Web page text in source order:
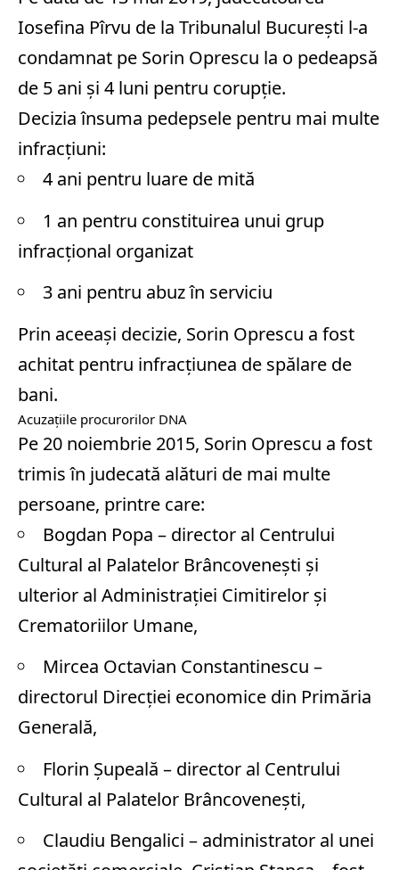
Iosefina Pîrvu de la Tribunalul București l-a
condamnat pe Sorin Oprescu la o pedeapsă
de 5 ani și 4 luni pentru corupție.
Decizia însuma pedepsele pentru mai multe
infracțiuni:
4 ani pentru luare de mită
1 an pentru constituirea unui grup
infracțional organizat
3 ani pentru abuz în serviciu
Prin aceeași decizie, Sorin Oprescu a fost
achitat pentru infracțiunea de spălare de
bani.
Acuzațiile procurorilor DNA
Pe 20 noiembrie 2015, Sorin Oprescu a fost
trimis în judecată alături de mai multe
persoane, printre care:
Bogdan Popa – director al Centrului
Cultural al Palatelor Brâncoveneşti şi
ulterior al Administraţiei Cimitirelor şi
Crematoriilor Umane,
Mircea Octavian Constantinescu –
directorul Direcţiei economice din Primăria
Generală,
Florin Şupeală – director al Centrului
Cultural al Palatelor Brâncoveneşti,
Claudiu Bengalici – administrator al unei